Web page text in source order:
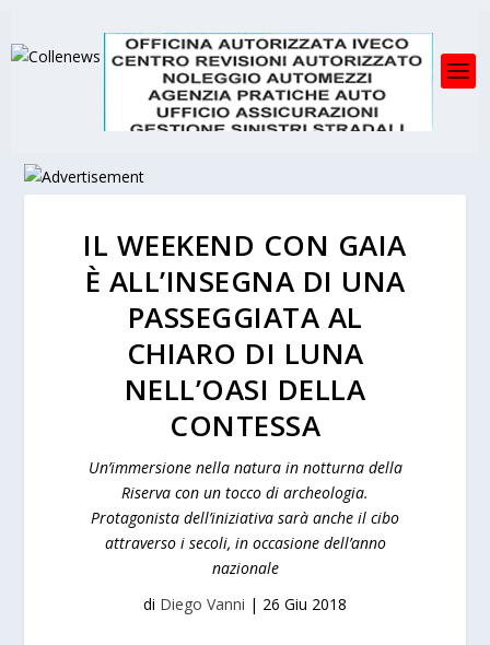
IL WEEKEND CON GAIA
È ALL’INSEGNA DI UNA
PASSEGGIATA AL
CHIARO DI LUNA
NELL’OASI DELLA
CONTESSA
Un’immersione nella natura in notturna della
Riserva con un tocco di archeologia.
Protagonista dell’iniziativa sarà anche il cibo
attraverso i secoli, in occasione dell’anno
nazionale
di Diego Vanni | 26 Giu 2018